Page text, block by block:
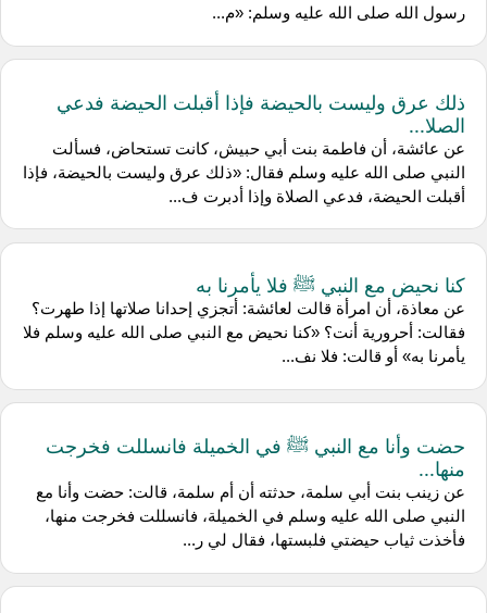
رسول الله صلى الله عليه وسلم: «م...
ذلك عرق وليست بالحيضة فإذا أقبلت الحيضة فدعي
الصلا...
عن عائشة، أن فاطمة بنت أبي حبيش، كانت تستحاض، فسألت
النبي صلى الله عليه وسلم فقال: «ذلك عرق وليست بالحيضة، فإذا
أقبلت الحيضة، فدعي الصلاة وإذا أدبرت ف...
كنا نحيض مع النبي ﷺ فلا يأمرنا به
عن معاذة، أن امرأة قالت لعائشة: أتجزي إحدانا صلاتها إذا طهرت؟
فقالت: أحرورية أنت؟ «كنا نحيض مع النبي صلى الله عليه وسلم فلا
يأمرنا به» أو قالت: فلا نف...
حضت وأنا مع النبي ﷺ في الخميلة فانسللت فخرجت
منها...
عن زينب بنت أبي سلمة، حدثته أن أم سلمة، قالت: حضت وأنا مع
النبي صلى الله عليه وسلم في الخميلة، فانسللت فخرجت منها،
فأخذت ثياب حيضتي فلبستها، فقال لي ر...